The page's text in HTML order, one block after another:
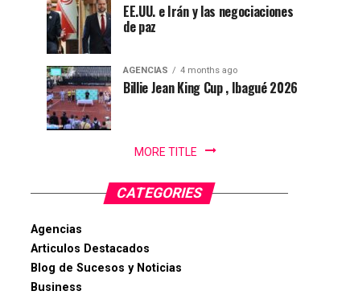
celebró
Campeonato
Natación
PanAm...
EE.UU. e Irán y las negociaciones
de paz
AGENCIAS 4 months ago
Billie Jean King Cup , Ibagué 2026
MORE TITLE
CATEGORIES
Agencias
Articulos Destacados
Blog de Sucesos y Noticias
Business